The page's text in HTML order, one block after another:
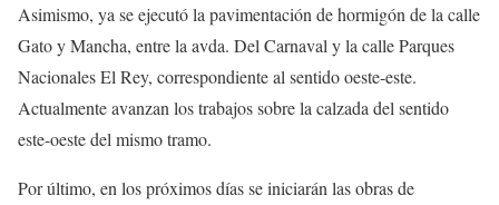
Asimismo, ya se ejecutó la pavimentación de hormigón de la calle
Gato y Mancha, entre la avda. Del Carnaval y la calle Parques
Nacionales El Rey, correspondiente al sentido oeste-este.
Actualmente avanzan los trabajos sobre la calzada del sentido
este-oeste del mismo tramo.
Por último, en los próximos días se iniciarán las obras de